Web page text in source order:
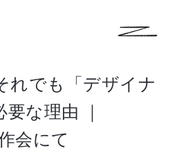
れでも「デザイナ
な理由 ｜
会にて